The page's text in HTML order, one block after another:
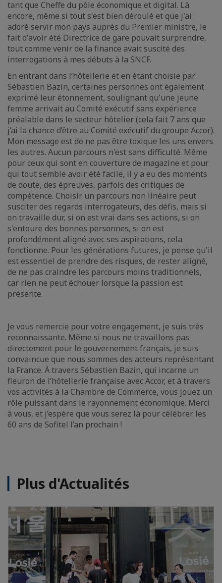
tant que Cheffe du pôle économique et digital. Là
encore, même si tout s'est bien déroulé et que j'ai
adoré servir mon pays auprès du Premier ministre, le
fait d'avoir été Directrice de gare pouvait surprendre,
tout comme venir de la finance avait suscité des
interrogations à mes débuts à la SNCF.
En entrant dans l’hôtellerie et en étant choisie par
Sébastien Bazin, certaines personnes ont également
exprimé leur étonnement, soulignant qu'une jeune
femme arrivait au Comité exécutif sans expérience
préalable dans le secteur hôtelier (cela fait 7 ans que
j’ai la chance d’être au Comité exécutif du groupe Accor).
Mon message est de ne pas être toxique les uns envers
les autres. Aucun parcours n'est sans difficulté. Même
pour ceux qui sont en couverture de magazine et pour
qui tout semble avoir été facile, il y a eu des moments
de doute, des épreuves, parfois des critiques de
compétence. Choisir un parcours non linéaire peut
susciter des regards interrogateurs, des défis, mais si
on travaille dur, si on est vrai dans ses actions, si on
s'entoure des bonnes personnes, si on est
profondément aligné avec ses aspirations, cela
fonctionne. Pour les générations futures, je pense qu'il
est essentiel de prendre des risques, de rester aligné,
de ne pas craindre les parcours moins traditionnels,
car rien ne peut échouer lorsque la passion est
présente.
Je vous remercie pour votre engagement, je suis très
reconnaissante. Même si nous ne travaillons pas
directement pour le gouvernement français, je suis
convaincue que nous sommes des acteurs représentant
la France. À travers Sébastien Bazin, qui incarne un
fleuron de l’hôtellerie française avec Accor, et à travers
vos activités à la Chambre de Commerce, vous jouez un
rôle puissant dans le rayonnement économique. Merci
à vous, et j’espère que vous serez là pour célébrer les
60 ans de Sofitel l’an prochain !
Plus d'Actualités